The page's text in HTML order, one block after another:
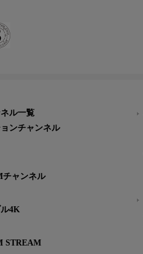
ル一覧
ンチャンネル
チャンネル
4K
STREAM